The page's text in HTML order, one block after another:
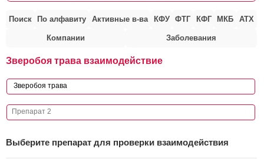
Поиск По алфавиту Активные в-ва КФУ ФТГ КФГ МКБ АТХ
Компании Заболевания
Зверобоя трава взаимодействие
Выберите препарат для проверки взаимодействия